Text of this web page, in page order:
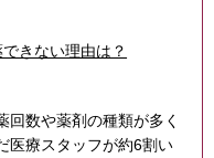
きない理由は？
回数や薬剤の種類が多く
医療スタッフが約6割い